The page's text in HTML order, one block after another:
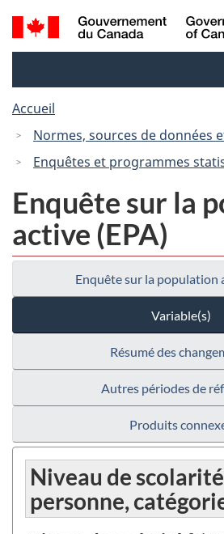
au
au
à
Recherche
et
Accueil
Normes, sources de données
Enquêtes et programmes
Enquête sur la
active (EPA)
Enquête sur la population
Variable(s)
Résumé des
Autres périodes de
Produits
Niveau de
personne,